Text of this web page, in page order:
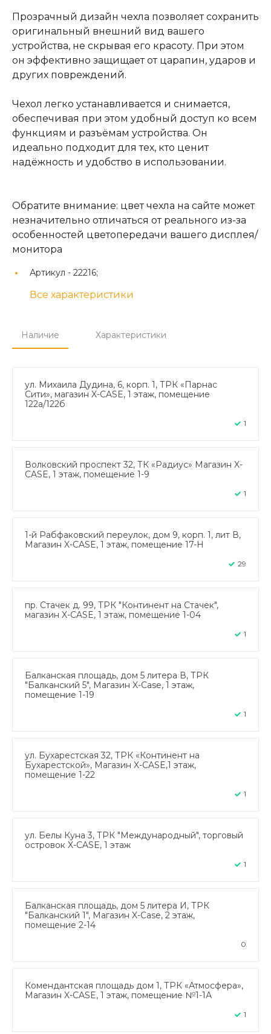
Прозрачный дизайн чехла позволяет сохранить
оригинальный внешний вид вашего
устройства, не скрывая его красоту. При этом
он эффективно защищает от царапин, ударов и
других повреждений.
Чехол легко устанавливается и снимается,
обеспечивая при этом удобный доступ ко всем
функциям и разъёмам устройства. Он
идеально подходит для тех, кто ценит
надёжность и удобство в использовании.
Обратите внимание: цвет чехла на сайте может
незначительно отличаться от реального из-за
особенностей цветопередачи вашего дисплея/
монитора
Артикул - 22216;
Все характеристики
Наличие Характеристики
ул. Михаила Дудина, 6, корп. 1, ТРК «Парнас
Сити», магазин X-CASE, 1 этаж, помещение
122а/122б
1
Волковский проспект 32, ТК «Радиус» Магазин X-
CASE, 1 этаж, помещение 1-9
1
1-й Рабфаковский переулок, дом 9, корп. 1, лит В,
Магазин X-CASE, 1 этаж, помещение 17-Н
29
пр. Стачек д. 99, ТРК "Континент на Стачек",
магазин X-CASE, 1 этаж, помещение 1-04
1
Балканская площадь, дом 5 литера В, ТРК
"Балканский 5", Магазин X-Case, 1 этаж,
помещение 1-19
1
ул. Бухарестская 32, ТРК «Континент на
Бухарестской», Магазин X-CASE,1 этаж,
помещение 1-22
1
ул. Белы Куна 3, ТРК "Международный", торговый
островок X-CASE, 1 этаж
1
Балканская площадь, дом 5 литера И, ТРК
"Балканский 1", Магазин X-Case, 2 этаж,
помещение 2-14
0
Комендантская площадь дом 1, ТРК «Атмосфера»,
Магазин X-CASE, 1 этаж, помещение №1-1А
1